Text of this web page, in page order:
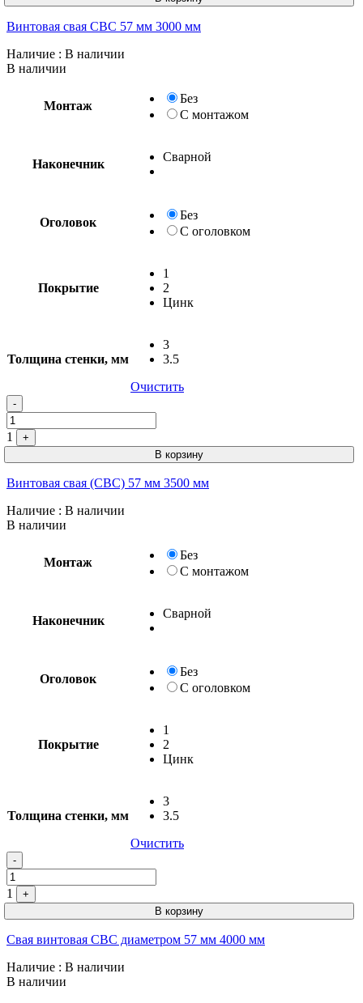
Винтовая свая СВС 57 мм 3000 мм
Наличие : В наличии
В наличии
Монтаж
Без
С монтажом
Наконечник
Сварной
Оголовок
Без
С оголовком
Покрытие
1
2
Цинк
Толщина стенки, мм
3
3.5
Очистить
-
1
+
В корзину
Винтовая свая (СВС) 57 мм 3500 мм
Наличие : В наличии
В наличии
Монтаж
Без
С монтажом
Наконечник
Сварной
Оголовок
Без
С оголовком
Покрытие
1
2
Цинк
Толщина стенки, мм
3
3.5
Очистить
-
1
+
В корзину
Свая винтовая СВС диаметром 57 мм 4000 мм
Наличие : В наличии
В наличии